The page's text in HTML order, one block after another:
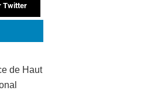
Twitter
de Haut